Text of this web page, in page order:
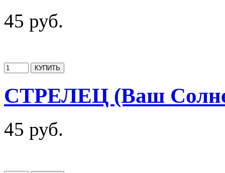
45 руб.
СТРЕЛЕЦ (Ваш
45 руб.